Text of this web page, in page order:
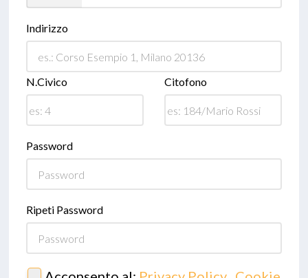
Indirizzo
N.Civico Citofono
Password
Ripeti Password